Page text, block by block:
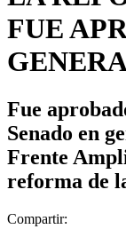
FUE
Fue
Senado en
Frente
reforma de
Compartir: